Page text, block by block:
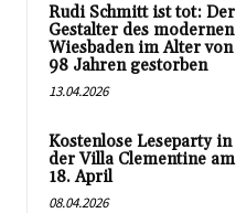
Rudi Schmitt ist tot: Der
Gestalter des modernen
Wiesbaden im Alter von
98 Jahren gestorben
13.04.2026
Kostenlose Leseparty in
der Villa Clementine am
18. April
08.04.2026